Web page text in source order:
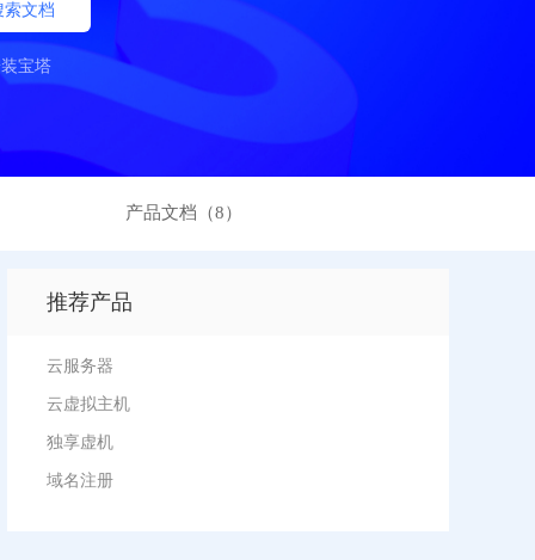
索文档
宝塔
产品文档（8）
推荐产品
云服务器
云虚拟主机
独享虚机
域名注册